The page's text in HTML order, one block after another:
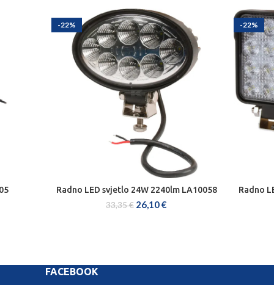
-22%
DODAJ U KOŠARICU
Radno LED svjetlo 24W 2240lm LA10058
33,35€ 26,10€
-22%
Radno
FACEBOOK